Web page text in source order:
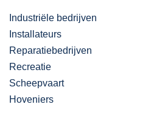
Industriële bedrijven
Installateurs
Reparatiebedrijven
Recreatie
Scheepvaart
Hoveniers